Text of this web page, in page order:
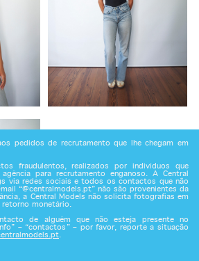
pedidos de recrutamento que lhe chegam em
fraudulentos, realizados por indivíduos que
para recrutamento enganoso. A Central
via redes sociais e todos os contactos que não
“@centralmodels.pt” não são provenientes da
a Central Models não solicita fotografias em
retorno monetário.
de alguém que não esteja presente no
– “contactos” – por favor, reporte a situação
.